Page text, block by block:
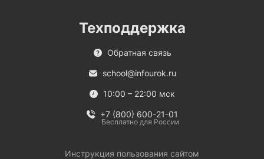
Техподдержка
Обратная связь
school@infourok.ru
10:00 – 22:00 мск
+7 (800) 600-21-01
Бесплатно для России
Инструкция пользования сайтом